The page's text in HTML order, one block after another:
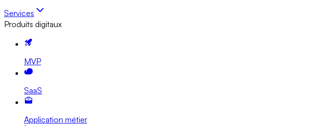
Services
Produits digitaux
MVP
SaaS
Application métier